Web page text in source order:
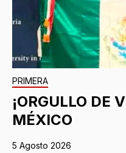
PRIMERA
¡ORGULLO DE
MÉXICO
5 Agosto 2026